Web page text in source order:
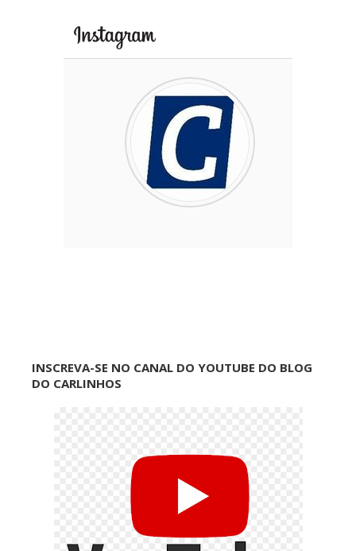
INSCREVA-SE NO CANAL DO YOUTUBE DO BLOG
DO CARLINHOS